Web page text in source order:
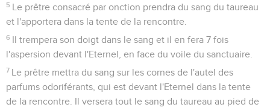
5 Le prêtre consacré par onction prendra du sang du taureau
et l'apportera dans la tente de la rencontre.
6 Il trempera son doigt dans le sang et il en fera 7 fois
l'aspersion devant l'Eternel, en face du voile du sanctuaire.
7 Le prêtre mettra du sang sur les cornes de l'autel des
parfums odoriférants, qui est devant l'Eternel dans la tente
de la rencontre. Il versera tout le sang du taureau au pied de